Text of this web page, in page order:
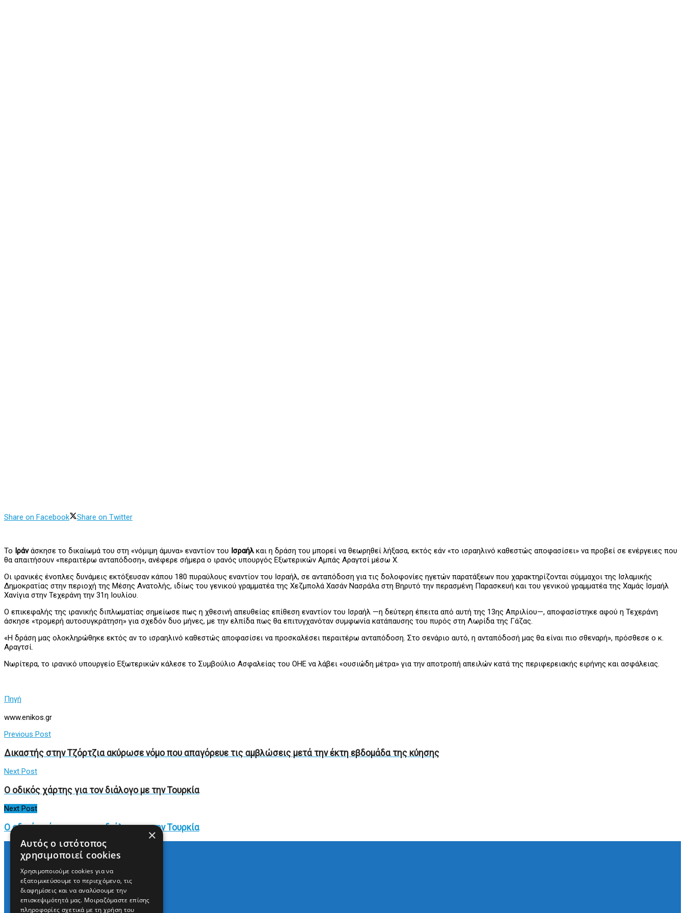
Share on Facebook Share on Twitter
Το Ιράνάσκησε το δικαίωμά του στη «νόμιμη άμυνα» εναντίον του Ισραήλκαι η δράση του μπορεί να θεωρηθεί λήξασα, εκτός εάν «το ισραηλινό καθεστώς αποφασίσει» να προβεί σε ενέργειες που
θα απαιτήσουν «περαιτέρω ανταπόδοση», ανέφερε σήμερα ο ιρανός υπουργός Εξωτερικών Αμπάς Αραγτσί μέσω X.
Οι ιρανικές ένοπλες δυνάμεις εκτόξευσαν κάπου 180 πυραύλους εναντίον του Ισραήλ, σε ανταπόδοση για τις δολοφονίες ηγετών παρατάξεων που χαρακτηρίζονται σύμμαχοι της Ισλαμικής
Δημοκρατίας στην περιοχή της Μέσης Ανατολής, ιδίως του γενικού γραμματέα της Χεζμπολά Χασάν Νασράλα στη Βηρυτό την περασμένη Παρασκευή και του γενικού γραμματέα της Χαμάς Ισμαήλ
Χανίγια στην Τεχεράνη την 31η Ιουλίου.
Ο επικεφαλής της ιρανικής διπλωματίας σημείωσε πως η χθεσινή απευθείας επίθεση εναντίον του Ισραήλ —η δεύτερη έπειτα από αυτή της 13ης Απριλίου—, αποφασίστηκε αφού η Τεχεράνη
άσκησε «τρομερή αυτοσυγκράτηση» για σχεδόν δυο μήνες, με την ελπίδα πως θα επιτυγχανόταν συμφωνία κατάπαυσης του πυρός στη Λωρίδα της Γάζας.
«Η δράση μας ολοκληρώθηκε εκτός αν το ισραηλινό καθεστώς αποφασίσει να προσκαλέσει περαιτέρω ανταπόδοση. Στο σενάριο αυτό, η ανταπόδοσή μας θα είναι πιο σθεναρή», πρόσθεσε ο κ.
Αραγτσί.
Νωρίτερα, το ιρανικό υπουργείο Εξωτερικών κάλεσε το Συμβούλιο Ασφαλείας του ΟΗΕ να λάβει «ουσιώδη μέτρα» για την αποτροπή απειλών κατά της περιφερειακής ειρήνης και ασφάλειας.
Πηγή
www.enikos.gr
Previous Post
Δικαστής στην Τζόρτζια ακύρωσε νόμο που απαγόρευε τις αμβλώσεις μετά την έκτη εβδομάδα της κύησης
Next Post
Ο οδικός χάρτης για τον διάλογο με την Τουρκία
Next Post
Ο οδικός χάρτης για τον διάλογο με την Τουρκία
Arkè Media Group
Radio Preveza 93
Arkè Advertising
Όροι και Προϋποθέσεις
×
Αυτός ο ιστότοπος
χρησιμοποιεί cookies
Χρησιμοποιούμε cookies για να
εξατομικεύσουμε το περιεχόμενο, τις
διαφημίσεις και να αναλύσουμε την
επισκεψιμότητά μας. Μοιραζόμαστε επίσης
πληροφορίες σχετικά με τη χρήση του